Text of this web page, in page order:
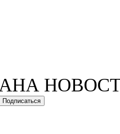
НА
Подписаться